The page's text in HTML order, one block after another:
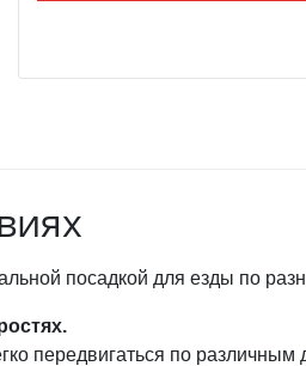
посадкой для езды по
передвигаться по